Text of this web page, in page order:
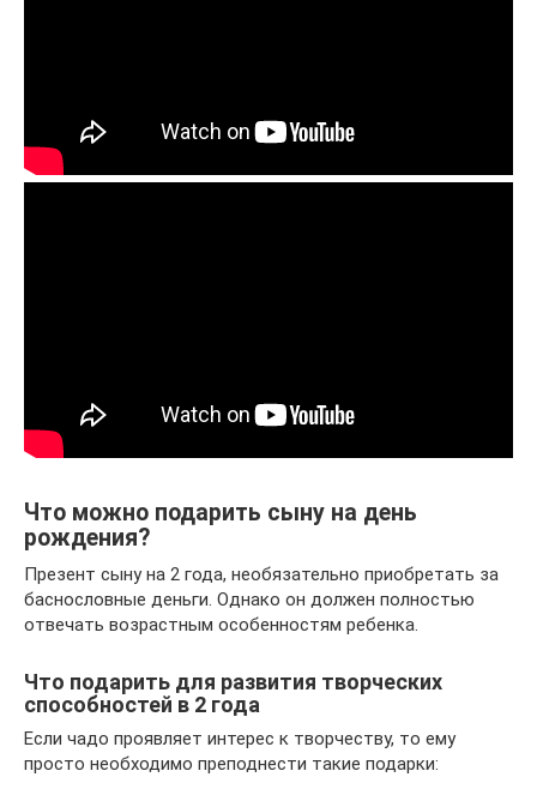
Что можно подарить сыну на день
рождения?
Презент сыну на 2 года, необязательно приобретать за
баснословные деньги. Однако он должен полностью
отвечать возрастным особенностям ребенка.
Что подарить для развития творческих
способностей в 2 года
Если чадо проявляет интерес к творчеству, то ему
просто необходимо преподнести такие подарки: